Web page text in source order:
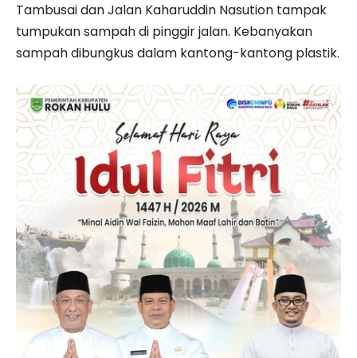
Tambusai dan Jalan Kaharuddin Nasution tampak
tumpukan sampah di pinggir jalan. Kebanyakan
sampah dibungkus dalam kantong-kantong plastik.